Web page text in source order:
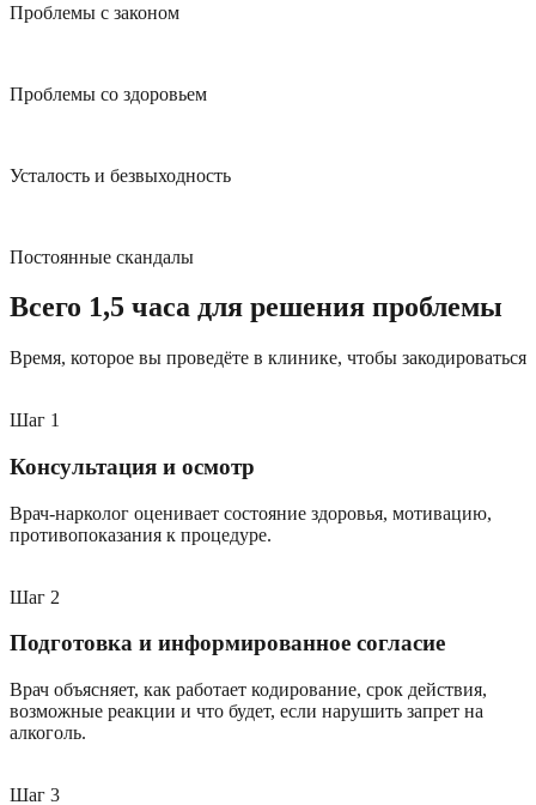
Проблемы с законом
Проблемы со здоровьем
Усталость и безвыходность
Постоянные скандалы
Всего 1,5 часа для решения проблемы
Время, которое вы проведёте в клинике, чтобы закодироваться
Шаг 1
Консультация и осмотр
Врач-нарколог оценивает состояние здоровья, мотивацию,
противопоказания к процедуре.
Шаг 2
Подготовка и информированное согласие
Врач объясняет, как работает кодирование, срок действия,
возможные реакции и что будет, если нарушить запрет на
алкоголь.
Шаг 3